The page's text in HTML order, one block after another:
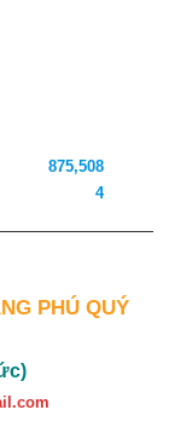
875,508
4
PHÚ QUÝ